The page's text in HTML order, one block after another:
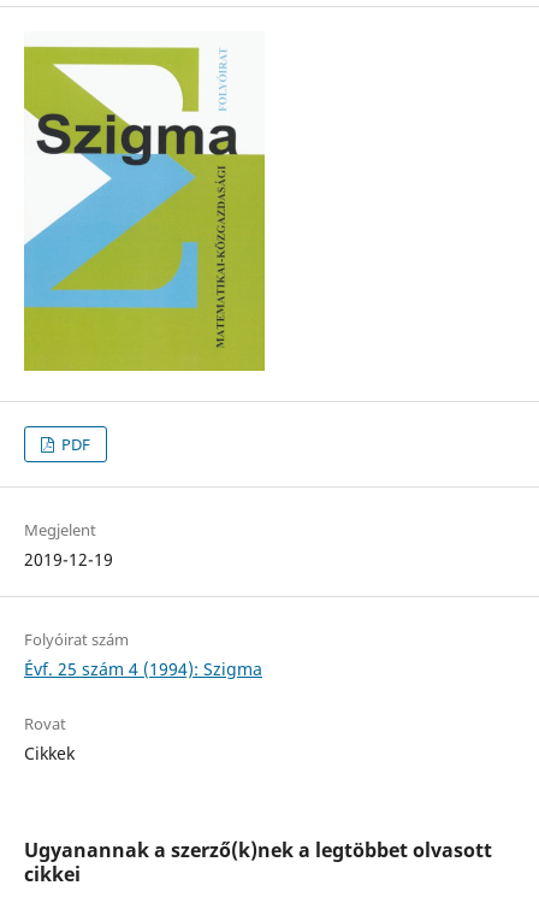
PDF
Megjelent
2019-12-19
Folyóirat szám
Évf. 25 szám 4 (1994): Szigma
Rovat
Cikkek
Ugyanannak a szerző(k)nek a legtöbbet olvasott
cikkei